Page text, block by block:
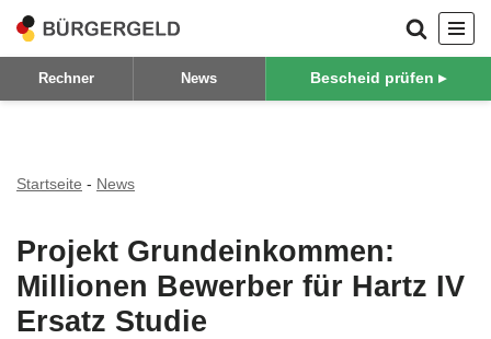
Zum
Inhalt
Rechner News Bescheid prüfen ▸
Startseite - News
Projekt Grundeinkommen:
Millionen Bewerber für Hartz IV
Ersatz Studie